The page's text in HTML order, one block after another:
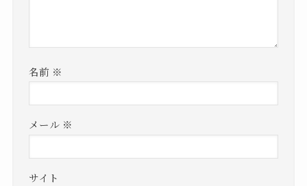
名前 ※
メール ※
サイト